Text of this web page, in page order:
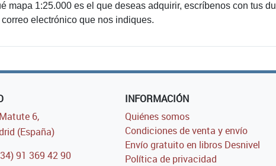
mapa 1:25.000 es el que deseas adquirir, escríbenos con tus
electrónico que nos indiques.
6,
(España)
91 369 42 90
INFORMACIÓN
Quiénes somos
Condiciones de venta y envío
Envío gratuito en libros Desnivel
Política de privacidad